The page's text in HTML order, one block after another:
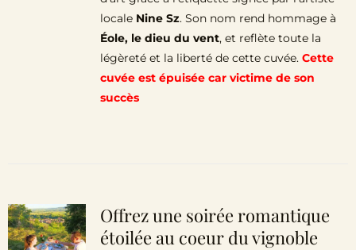
locale Nine Sz. Son nom rend hommage à
Éole, le dieu du vent, et reflète toute la
légèreté et la liberté de cette cuvée. Cette
cuvée est épuisée car victime de son
succès
Offrez une soirée romantique
étoilée au coeur du vignoble